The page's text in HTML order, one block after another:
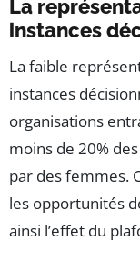
La
instances
La faible
instances
organisations
moins de 20%
par des femmes.
les opportunités
ainsi l’effet du